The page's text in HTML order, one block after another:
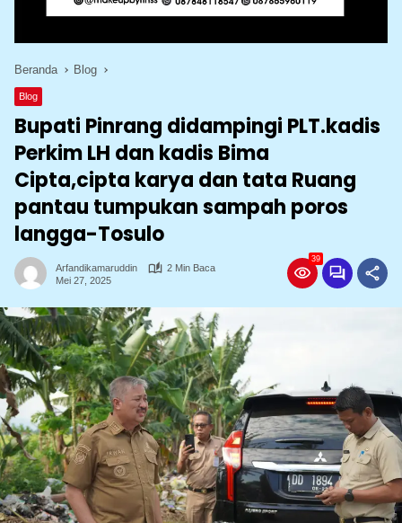
Beranda Blog
Blog
Bupati Pinrang didampingi PLT.kadis
Perkim LH dan kadis Bima
Cipta,cipta karya dan tata Ruang
pantau tumpukan sampah poros
langga-Tosulo
Arfandikamaruddin
2 Min Baca
Mei 27, 2025
39